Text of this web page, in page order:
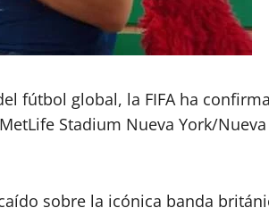
fútbol global, la FIFA ha
Stadium Nueva York/
sobre la icónica banda